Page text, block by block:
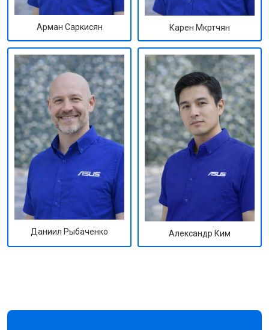
Арман Саркисян Карен Мкртчян
Даниил Рыбаченко Александр Ким